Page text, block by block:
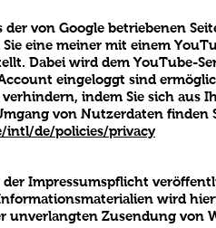
von Google betriebenen
Sie eine meiner mit einem
Dabei wird dem YouTube-
eingeloggt sind
indem Sie sich aus
von Nutzerdaten finden
de/policies/privacy
Impressumspflicht
wird
unverlangten Zusendung von